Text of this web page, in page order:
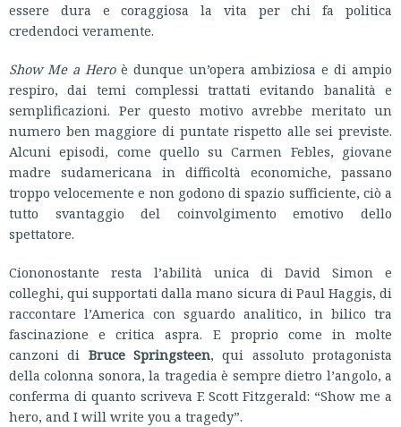
essere dura e coraggiosa la vita per chi fa politica
credendoci veramente.
Show Me a Heroè dunque un’opera ambiziosa e di ampio
respiro, dai temi complessi trattati evitando banalità e
semplificazioni. Per questo motivo avrebbe meritato un
numero ben maggiore di puntate rispetto alle sei previste.
Alcuni episodi, come quello su Carmen Febles, giovane
madre sudamericana in difficoltà economiche, passano
troppo velocemente e non godono di spazio sufficiente, ciò a
tutto svantaggio del coinvolgimento emotivo dello
spettatore.
Ciononostante resta l’abilità unica di David Simon e
colleghi, qui supportati dalla mano sicura di Paul Haggis, di
raccontare l’America con sguardo analitico, in bilico tra
fascinazione e critica aspra. E proprio come in molte
canzoni di Bruce Springsteen, qui assoluto protagonista
della colonna sonora, la tragedia è sempre dietro l’angolo, a
conferma di quanto scriveva F. Scott Fitzgerald: “Show me a
hero, and I will write you a tragedy”.